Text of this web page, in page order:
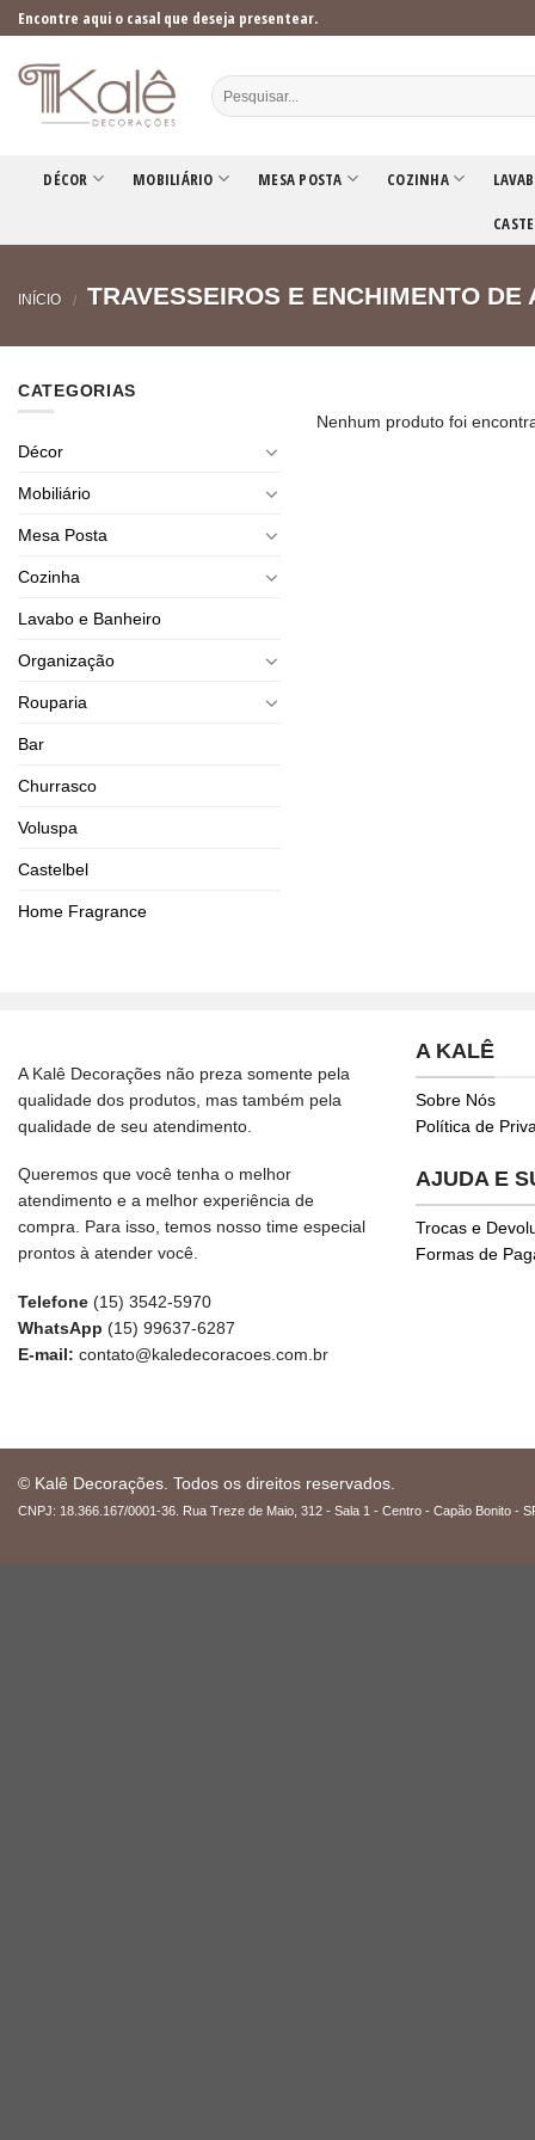
Skip
to
content
Encontre aqui o casal que deseja presentear.
DÉCOR MOBILIÁRIO MESA POSTA COZINHA
INÍCIO / TRAVESSEIROS E ENCHIMENTO DE
CATEGORIAS
Décor
Mobiliário
Mesa Posta
Cozinha
Lavabo e Banheiro
Organização
Rouparia
Bar
Churrasco
Voluspa
Castelbel
Home Fragrance
Nenhum produto foi
A Kalê Decorações não preza somente pela
qualidade dos produtos, mas também pela
qualidade de seu atendimento.
Queremos que você tenha o melhor
atendimento e a melhor experiência de
compra. Para isso, temos nosso time especial
prontos à atender você.
Telefone (15) 3542-5970
WhatsApp (15) 99637-6287
E-mail: contato@kaledecoracoes.com.br
A KALÊ
Sobre Nós
Política de
AJUDA E
Trocas e
Formas de
© Kalê Decorações. Todos os direitos reservados.
CNPJ: 18.366.167/0001-36. Rua Treze de Maio, 312 - Sala 1 - Centro - Capão Bonito -